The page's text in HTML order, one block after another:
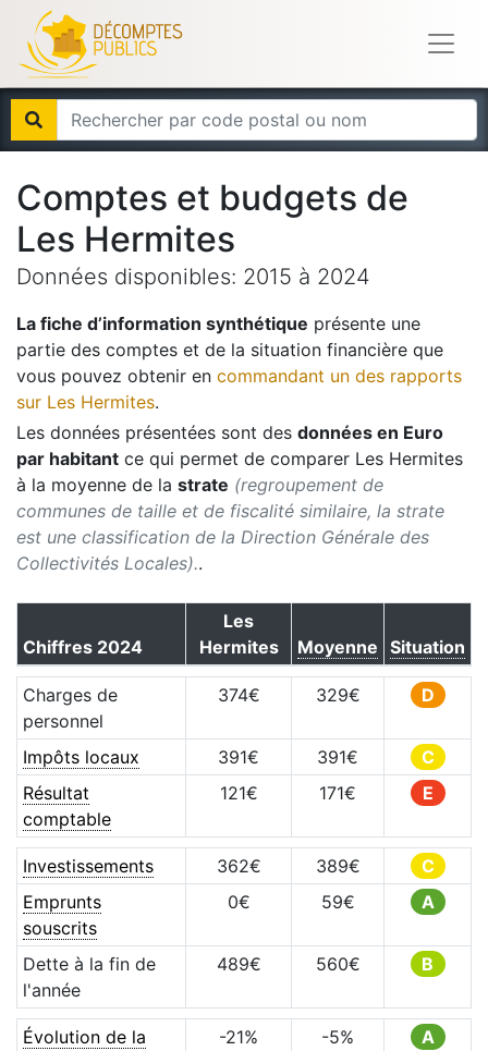
Comptes et budgets de
Les Hermites
Données disponibles: 2015 à 2024
La fiche d’information synthétique présente une
partie des comptes et de la situation financière que
vous pouvez obtenir en commandant un des rapports
sur Les Hermites.
Les données présentées sont des données en Euro
par habitant ce qui permet de comparer Les Hermites
à la moyenne de la strate (regroupement de
communes de taille et de fiscalité similaire, la strate
est une classification de la Direction Générale des
Collectivités Locales)..
Chiffres 2024
Les
Hermites
Moyenne Situation
Charges de
personnel
374€ 329€ D
Impôts locaux 391€ 391€
C
Résultat
comptable
121€ 171€ E
Investissements 362€ 389€
C
Emprunts
souscrits
0€ 59€ A
Dette à la fin de
l'année
489€ 560€ B
Évolution de la
-21% -5% A